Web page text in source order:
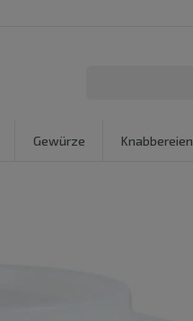
Gewürze Knabbereien